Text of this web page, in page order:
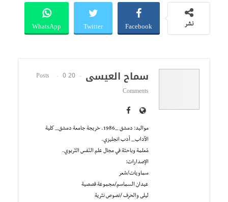
نشر Facebook
Twitter
WhatsApp
سماح العيسى 20 Posts
0
Comments
مواليد: دمشق _1986. خريجة جامعة دمشق_ كلية
الآداب_ أدب انجليزي.
مُعلمة وباحثة في مجال علم النّفس التّربوي.
الإصدارات:
سماويات/شعر
عيدان السماسم/مجموعة قصصية
ليلى والحرف /نصوص نثرية